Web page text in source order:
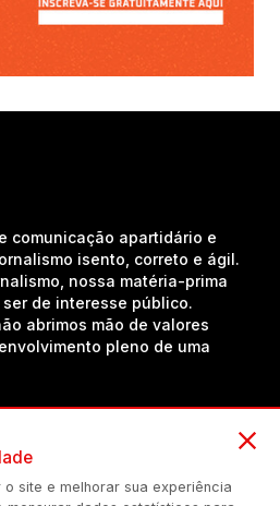
comunicação apartidário e
isento, correto e ágil.
nossa matéria-prima
de interesse público.
abrimos mão de valores
pleno de uma
site e melhorar sua experiência